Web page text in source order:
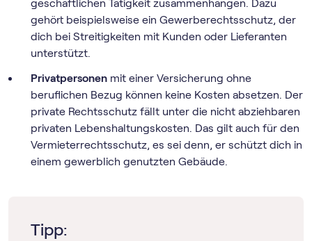
geschäftlichen Tätigkeit zusammenhängen. Dazu
gehört beispielsweise ein Gewerberechtsschutz, der
dich bei Streitigkeiten mit Kunden oder Lieferanten
unterstützt.
Privatpersonen mit einer Versicherung ohne
beruflichen Bezug können keine Kosten absetzen. Der
private Rechtsschutz fällt unter die nicht abziehbaren
privaten Lebenshaltungskosten. Das gilt auch für den
Vermieterrechtsschutz, es sei denn, er schützt dich in
einem gewerblich genutzten Gebäude.
Tipp: